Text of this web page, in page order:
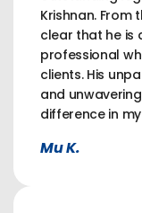
Krishnan. From
clear that he is
professional
clients. His
and
difference in
Mu K.